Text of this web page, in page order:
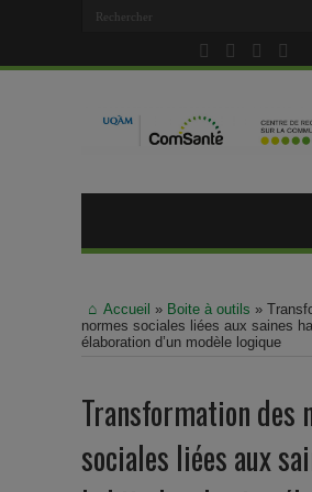
Accueil » Boite à outils »
normes sociales liées aux saines
élaboration d’un modèle logique
Transformation des
sociales liées aux